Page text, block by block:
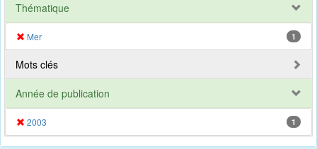
Thématique
Mer 1
Mots clés
Année de publication
2003 1